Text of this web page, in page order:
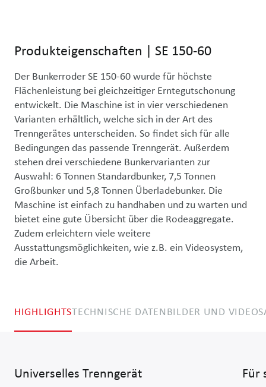
Produkteigenschaften | SE 150-60
Der Bunkerroder SE 150-60 wurde für höchste
Flächenleistung bei gleichzeitiger Erntegutschonung
entwickelt. Die Maschine ist in vier verschiedenen
Varianten erhältlich, welche sich in der Art des
Trenngerätes unterscheiden. So findet sich für alle
Bedingungen das passende Trenngerät. Außerdem
stehen drei verschiedene Bunkervarianten zur
Auswahl: 6 Tonnen Standardbunker, 7,5 Tonnen
Großbunker und 5,8 Tonnen Überladebunker. Die
Maschine ist einfach zu handhaben und zu warten und
bietet eine gute Übersicht über die Rodeaggregate.
Zudem erleichtern viele weitere
Ausstattungsmöglichkeiten, wie z.B. ein Videosystem,
die Arbeit.
HIGHLIGHTSTECHNISCHE DATENBILDER UND VIDEOS
Universelles Trenngerät Für